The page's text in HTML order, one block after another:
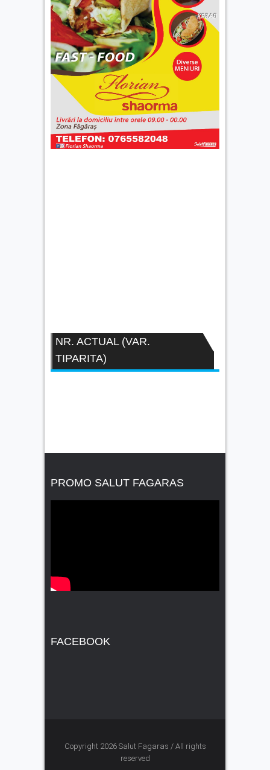
NR. ACTUAL (VAR.
TIPARITA)
PROMO SALUT FAGARAS
FACEBOOK
Copyright 2026 Salut Fagaras / All rights
reserved